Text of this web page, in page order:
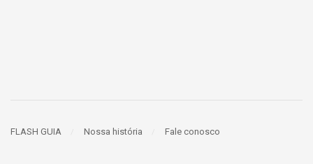
FLASH GUIA Nossa história Fale conosco